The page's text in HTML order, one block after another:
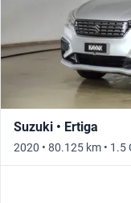
Suzuki • Ertiga
2020 • 80.125 km • 1.5